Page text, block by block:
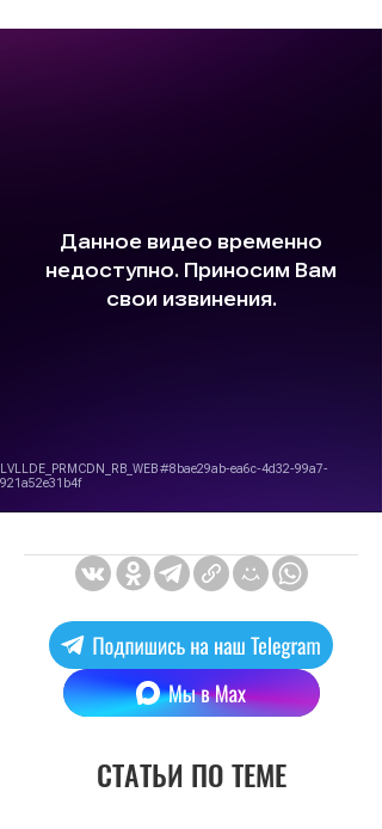
СТАТЬИ ПО ТЕМЕ